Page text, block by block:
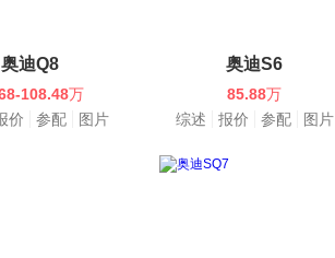
奥迪Q8
108.48万
价 参配 图片
奥迪S6
85.88万
综述
报价 参配 图片